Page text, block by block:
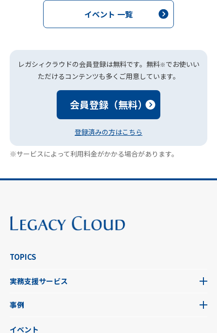
イベント 一覧
レガシィクラウドの会員登録は無料です。無料※でお使いい
ただけるコンテンツも多くご用意しています。
会員登録（無料）
登録済みの方はこちら
※サービスによって利用料金がかかる場合があります。
TOPICS
実務支援サービス
事例
イベント